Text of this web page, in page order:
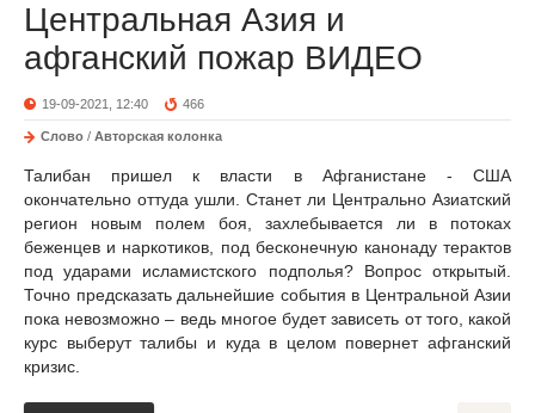
Центральная Азия и
афганский пожар ВИДЕО
19-09-2021, 12:40 466
Слово / Авторская колонка
Талибан пришел к власти в Афганистане - США
окончательно оттуда ушли. Станет ли Центрально Азиатский
регион новым полем боя, захлебывается ли в потоках
беженцев и наркотиков, под бесконечную канонаду терактов
под ударами исламистского подполья? Вопрос открытый.
Точно предсказать дальнейшие события в Центральной Азии
пока невозможно – ведь многое будет зависеть от того, какой
курс выберут талибы и куда в целом повернет афганский
кризис.